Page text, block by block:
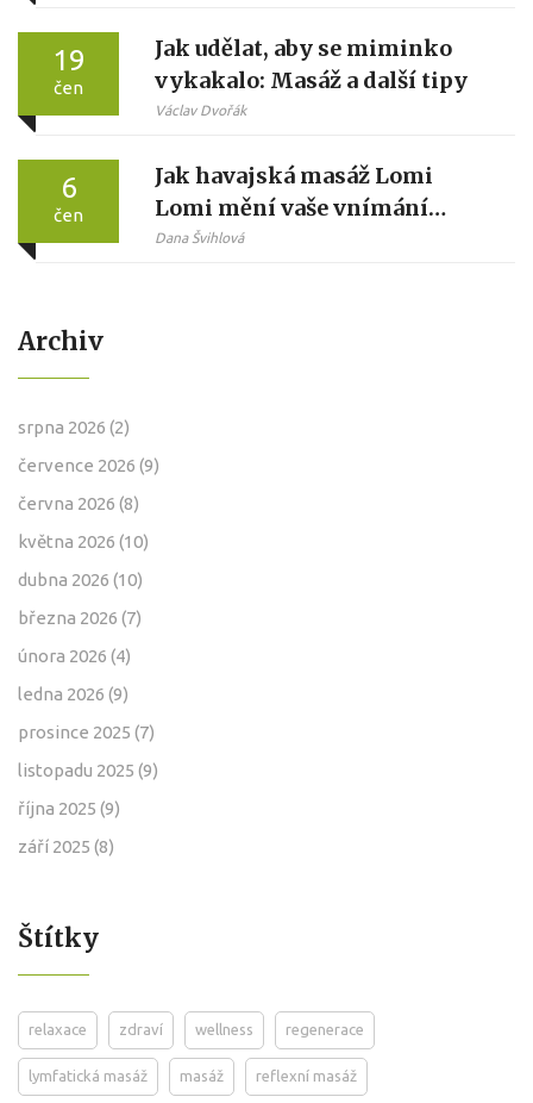
19
čen
Jak udělat, aby se miminko
vykakalo: Masáž a další tipy
Václav Dvořák
6
čen
Jak havajská masáž Lomi
Lomi mění vaše vnímání
relaxace
Dana Švihlová
Archiv
srpna 2026 (2)
července 2026 (9)
června 2026 (8)
května 2026 (10)
dubna 2026 (10)
března 2026 (7)
února 2026 (4)
ledna 2026 (9)
prosince 2025 (7)
listopadu 2025 (9)
října 2025 (9)
září 2025 (8)
Štítky
relaxace zdraví wellness regenerace
lymfatická masáž masáž reflexní masáž